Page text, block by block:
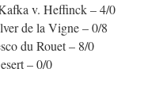
v. Heffinck – 4/0
de la Vigne – 0/8
du Rouet – 8/0
– 0/0